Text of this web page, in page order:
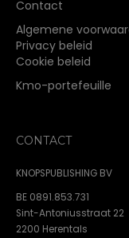
Contact
Algemene
Privacy beleid
Cookie beleid
Kmo-portefeuille
CONTACT
KNOPSPUBLISHING BV
BE 0891.853.731
Sint-Antoniusstraat 22
2200 Herentals